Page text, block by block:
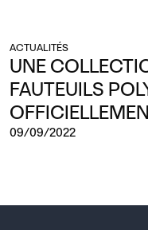
ACTUALITÉS
UNE
FAUTEUILS
09/09/2022